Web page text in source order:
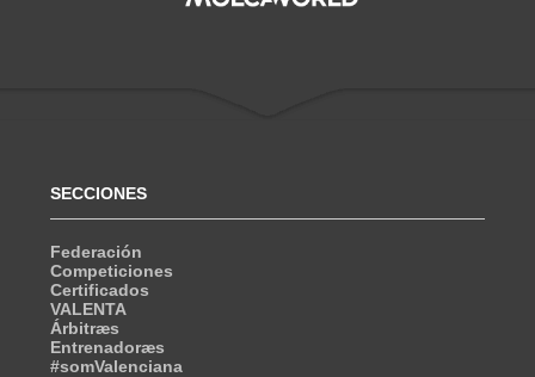
SECCIONES
Federación
Competiciones
Certificados
VALENTA
Árbitræs
Entrenadoræs
#somValenciana